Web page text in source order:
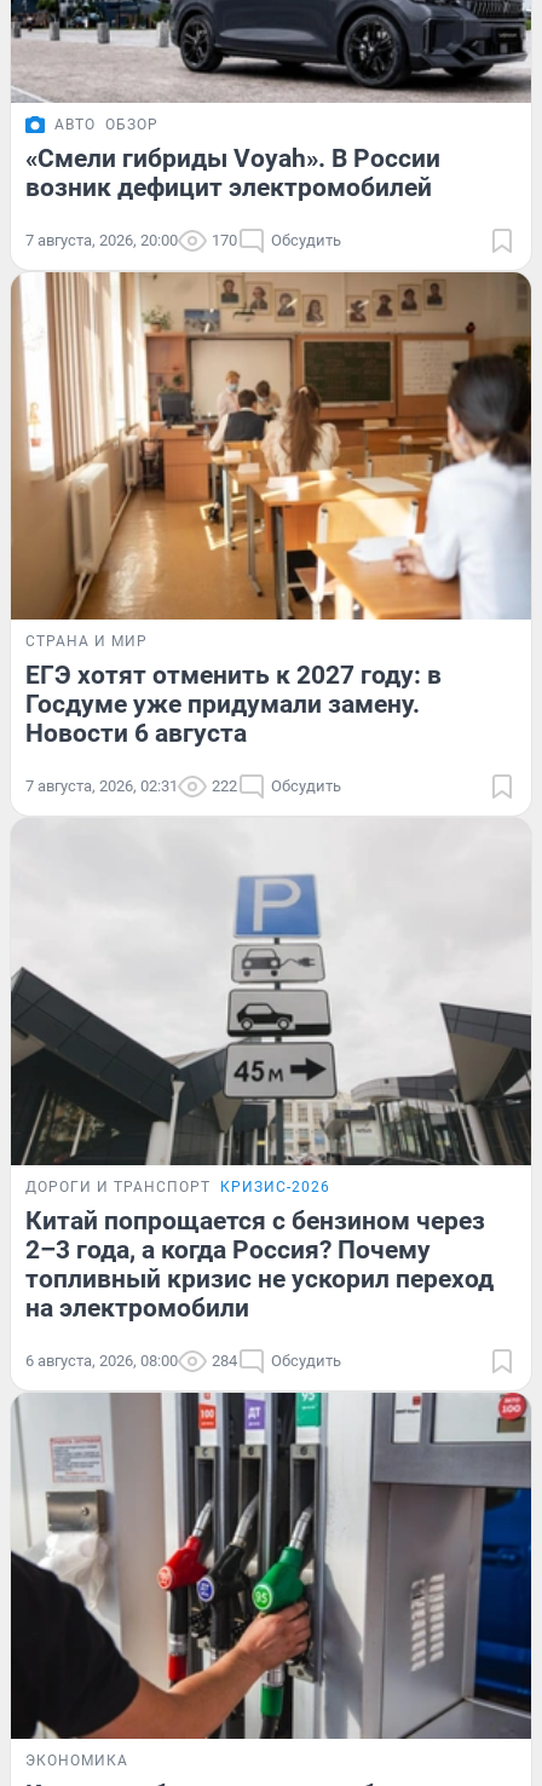
АВТО ОБЗОР
«Смели гибриды Voyah». В России
возник дефицит электромобилей
7 августа, 2026, 20:00 170 Обсудить
СТРАНА И МИР
ЕГЭ хотят отменить к 2027 году: в
Госдуме уже придумали замену.
Новости 6 августа
7 августа, 2026, 02:31 222 Обсудить
ДОРОГИ И ТРАНСПОРТ КРИЗИС-2026
Китай попрощается с бензином через
2–3 года, а когда Россия? Почему
топливный кризис не ускорил переход
на электромобили
6 августа, 2026, 08:00 284 Обсудить
ЭКОНОМИКА